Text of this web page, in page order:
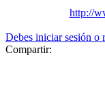
http://
Debes iniciar sesión o
Compartir: